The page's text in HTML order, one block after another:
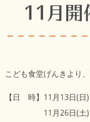
11月開
こども食堂げんき より
【日 時】11月13日(
11月26日(土)